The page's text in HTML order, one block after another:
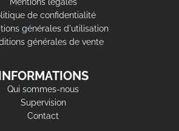
Mentions légales
de confidentialité
générales d'utilisation
générales de vente
Qui sommes-nous
Supervision
Contact